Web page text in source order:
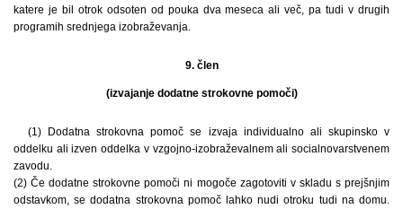
katere je bil otrok odsoten od pouka dva meseca ali več, pa tudi v drugih
programih srednjega izobraževanja.
9. člen
(izvajanje dodatne strokovne pomoči)
(1) Dodatna strokovna pomoč se izvaja individualno ali skupinsko v
oddelku ali izven oddelka v vzgojno-izobraževalnem ali socialnovarstvenem
zavodu.
(2) Če dodatne strokovne pomoči ni mogoče zagotoviti v skladu s prejšnjim
odstavkom, se dodatna strokovna pomoč lahko nudi otroku tudi na domu.